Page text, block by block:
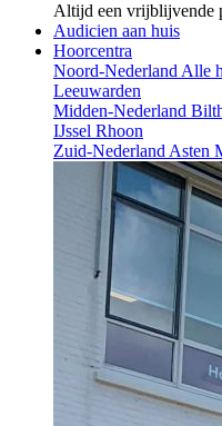
Altijd een vrijblijvende
Audicien aan huis
Hoorcentra
Noord-NederlandAlle
Leeuwarden
Midden-Nederland
IJssel Rhoon
Zuid-NederlandAsten